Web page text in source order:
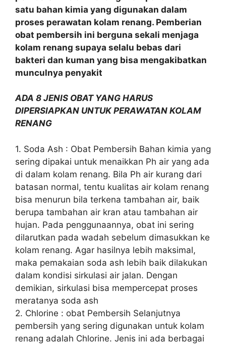
satu bahan kimia yang digunakan dalam
proses perawatan kolam renang. Pemberian
obat pembersih ini berguna sekali menjaga
kolam renang supaya selalu bebas dari
bakteri dan kuman yang bisa mengakibatkan
munculnya penyakit
ADA 8 JENIS OBAT YANG HARUS
DIPERSIAPKAN UNTUK PERAWATAN KOLAM
RENANG
1. Soda Ash : Obat Pembersih Bahan kimia yang
sering dipakai untuk menaikkan Ph air yang ada
di dalam kolam renang. Bila Ph air kurang dari
batasan normal, tentu kualitas air kolam renang
bisa menurun bila terkena tambahan air, baik
berupa tambahan air kran atau tambahan air
hujan. Pada penggunaannya, obat ini sering
dilarutkan pada wadah sebelum dimasukkan ke
kolam renang. Agar hasilnya lebih maksimal,
maka pemakaian soda ash lebih baik dilakukan
dalam kondisi sirkulasi air jalan. Dengan
demikian, sirkulasi bisa mempercepat proses
meratanya soda ash
2. Chlorine : obat Pembersih Selanjutnya
pembersih yang sering digunakan untuk kolam
renang adalah Chlorine. Jenis ini ada berbagai